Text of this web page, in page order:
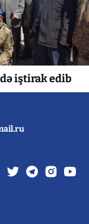
iştirak edib